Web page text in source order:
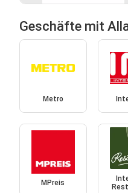
Geschäfte mit
Metro
MPreis